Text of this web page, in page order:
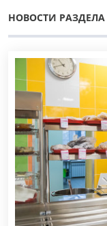
НОВОСТИ РАЗДЕЛА